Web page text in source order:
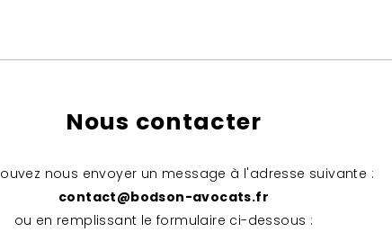
Nous contacter
nous envoyer un message à l'adresse suivante :
contact@bodson-avocats.fr
ou en remplissant le formulaire ci-dessous :